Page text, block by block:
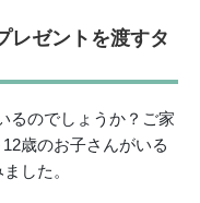
レゼントを渡すタ
るのでしょうか？ご家
歳のお子さんがいる
した。